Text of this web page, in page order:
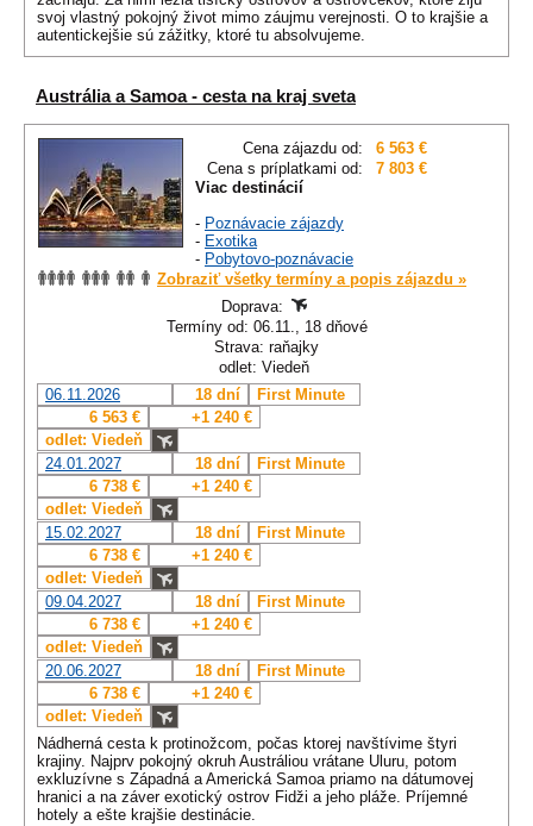
svoj vlastný pokojný život mimo záujmu verejnosti. O to krajšie a
autentickejšie sú zážitky, ktoré tu absolvujeme.
Austrália a Samoa - cesta na kraj sveta
Cena zájazdu od:
6 563 €
Cena s príplatkami od:
7 803 €
Viac destinácií
- Poznávacie zájazdy
- Exotika
- Pobytovo-poznávacie
Zobraziť všetky termíny a popis zájazdu »
Doprava:
Termíny od: 06.11., 18 dňové
Strava: raňajky
odlet: Viedeň
06.11.2026
18 dní
First Minute
6 563 €
+1 240 €
odlet: Viedeň
24.01.2027
18 dní
First Minute
6 738 €
+1 240 €
odlet: Viedeň
15.02.2027
18 dní
First Minute
6 738 €
+1 240 €
odlet: Viedeň
09.04.2027
18 dní
First Minute
6 738 €
+1 240 €
odlet: Viedeň
20.06.2027
18 dní
First Minute
6 738 €
+1 240 €
odlet: Viedeň
Nádherná cesta k protinožcom, počas ktorej navštívime štyri
krajiny. Najprv pokojný okruh Austráliou vrátane Uluru, potom
exkluzívne s Západná a Americká Samoa priamo na dátumovej
hranici a na záver exotický ostrov Fidži a jeho pláže. Príjemné
hotely a ešte krajšie destinácie.